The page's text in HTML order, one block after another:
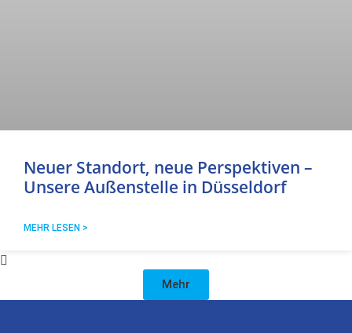
Neuer Standort, neue Perspektiven –
Unsere Außenstelle in Düsseldorf
MEHR LESEN >
Mehr